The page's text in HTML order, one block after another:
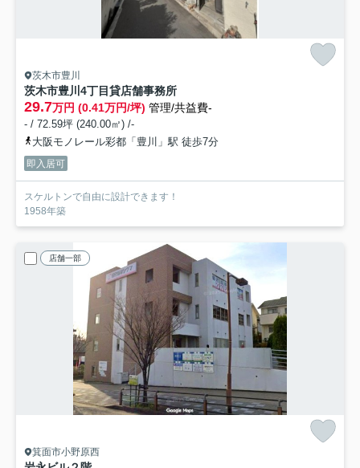
茨木市豊川
茨木市豊川4丁目貸店舗事務所
29.7万円 (0.41万円/坪) 管理/共益費-
- / 72.59坪 (240.00㎡) /-
大阪モノレール彩都「豊川」駅 徒歩7分
即入居可
スケルトンで自由に設計できます！
1958年築
店舗一部
箕面市小野原西